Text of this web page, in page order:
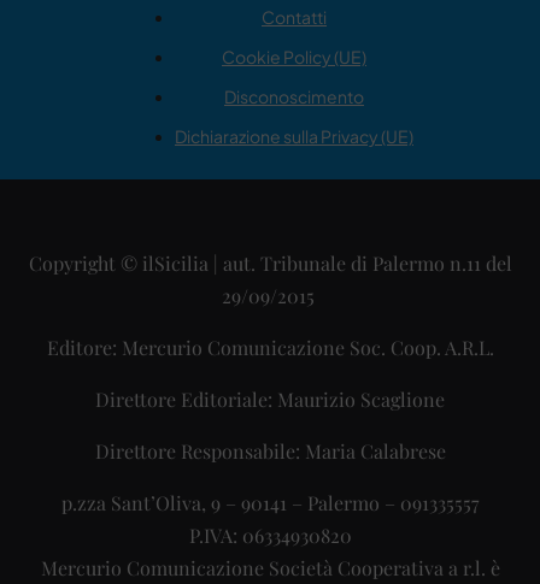
Contatti
Cookie Policy (UE)
Disconoscimento
Dichiarazione sulla Privacy (UE)
Copyright © ilSicilia | aut. Tribunale di Palermo n.11 del
29/09/2015
Editore: Mercurio Comunicazione Soc. Coop. A.R.L.
Direttore Editoriale: Maurizio Scaglione
Direttore Responsabile: Maria Calabrese
p.zza Sant’Oliva, 9 – 90141 – Palermo – 091335557
P.IVA: 06334930820
Mercurio Comunicazione Società Cooperativa a r.l. è